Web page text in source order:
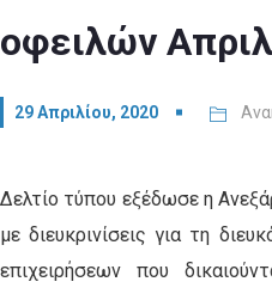
οφειλών
29 Απριλίου, 2020
Δελτίο τύπου εξέδωσε η
με διευκρινίσεις για τη
επιχειρήσεων που